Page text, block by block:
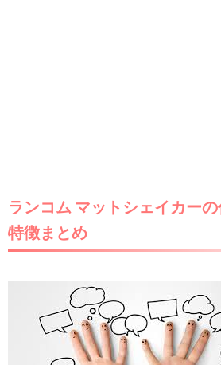
ランコム マットシェイカー
特徴まとめ